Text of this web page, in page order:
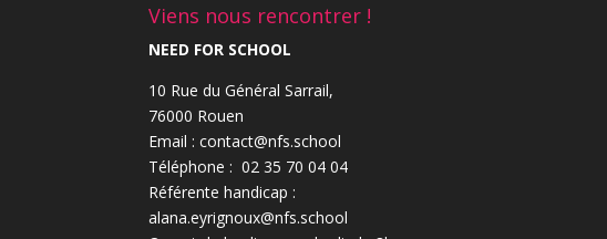
Viens nous rencontrer !
NEED FOR SCHOOL
10 Rue du Général Sarrail,
76000 Rouen
Email : contact@nfs.school
Téléphone : 02 35 70 04 04
Référente handicap :
alana.eyrignoux@nfs.school